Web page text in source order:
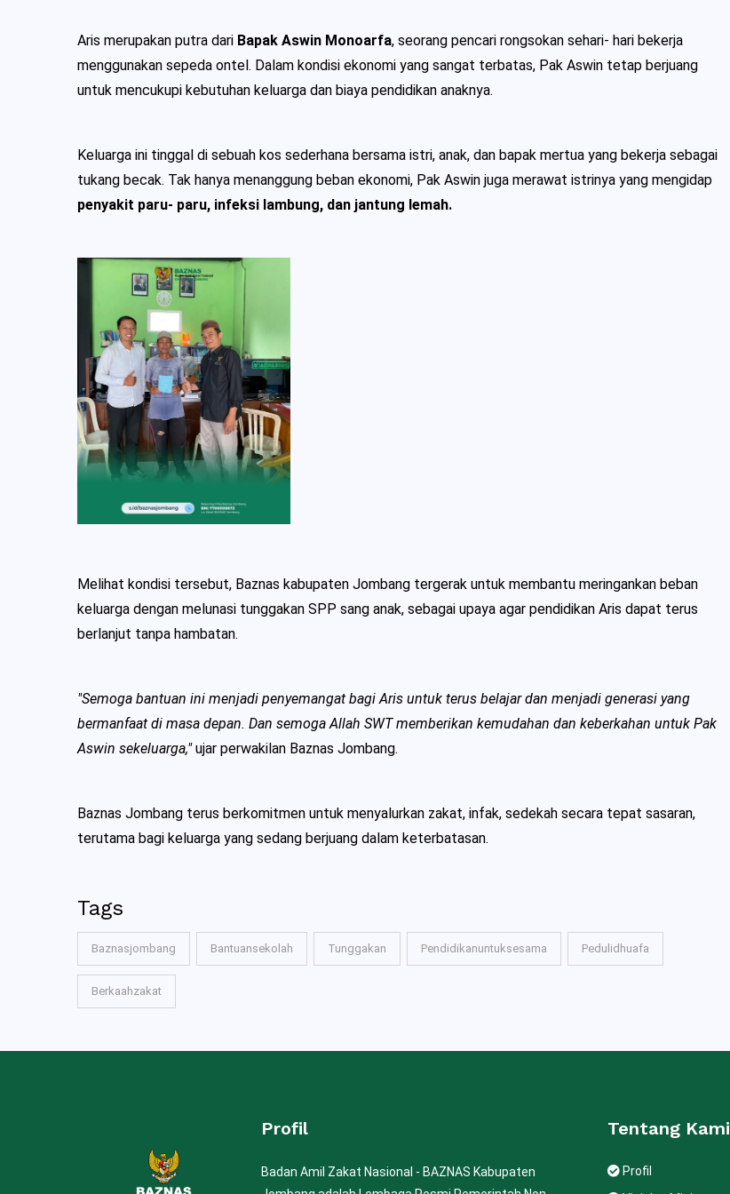
Aris merupakan putra dari Bapak Aswin Monoarfa, seorang pencari rongsokan sehari- hari bekerja
menggunakan sepeda ontel. Dalam kondisi ekonomi yang sangat terbatas, Pak Aswin tetap berjuang
untuk mencukupi kebutuhan keluarga dan biaya pendidikan anaknya.
Keluarga ini tinggal di sebuah kos sederhana bersama istri, anak, dan bapak mertua yang bekerja sebagai
tukang becak. Tak hanya menanggung beban ekonomi, Pak Aswin juga merawat istrinya yang mengidap
penyakit paru- paru, infeksi lambung, dan jantung lemah.
Melihat kondisi tersebut, Baznas kabupaten Jombang tergerak untuk membantu meringankan beban
keluarga dengan melunasi tunggakan SPP sang anak, sebagai upaya agar pendidikan Aris dapat terus
berlanjut tanpa hambatan.
"Semoga bantuan ini menjadi penyemangat bagi Aris untuk terus belajar dan menjadi generasi yang
bermanfaat di masa depan. Dan semoga Allah SWT memberikan kemudahan dan keberkahan untuk Pak
Aswin sekeluarga,"ujar perwakilan Baznas Jombang.
Baznas Jombang terus berkomitmen untuk menyalurkan zakat, infak, sedekah secara tepat sasaran,
terutama bagi keluarga yang sedang berjuang dalam keterbatasan.
Tags
Baznasjombang Bantuansekolah Tunggakan Pendidikanuntuksesama Pedulidhuafa
Berkaahzakat
Profil
Badan Amil Zakat Nasional - BAZNAS Kabupaten
Tentang Kami
Profil